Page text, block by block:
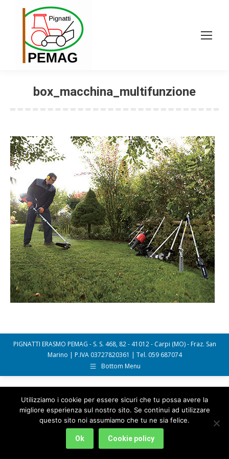
box_macchina_multifunzione
PIGNATTI ERASMO PEMAG - S. S. 468, 82 - 41012 - Carpi (MO) - Fraz. San
Marino | P.IVA 03727820361 | Tel. 059 687074
Bottom Menu
Utilizziamo i cookie per essere sicuri che tu possa avere la
migliore esperienza sul nostro sito. Se continui ad utilizzare
questo sito noi assumiamo che tu ne sia felice.
Ok Cookie policy